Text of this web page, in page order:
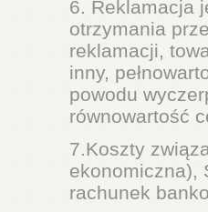
6. Reklamacja
otrzymania
reklamacji,
inny,
powodu
równowartość
7.Koszty
ekonomiczna),
rachunek